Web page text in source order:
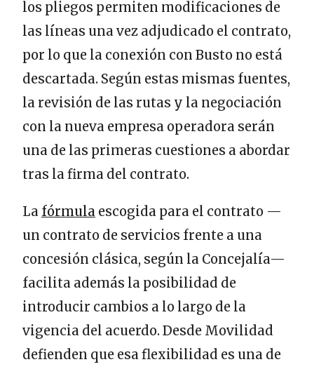
los pliegos permiten modificaciones de
las líneas una vez adjudicado el contrato,
por lo que la conexión con Busto no está
descartada. Según estas mismas fuentes,
la revisión de las rutas y la negociación
con la nueva empresa operadora serán
una de las primeras cuestiones a abordar
tras la firma del contrato.
La fórmula escogida para el contrato —
un contrato de servicios frente a una
concesión clásica, según la Concejalía—
facilita además la posibilidad de
introducir cambios a lo largo de la
vigencia del acuerdo. Desde Movilidad
defienden que esa flexibilidad es una de